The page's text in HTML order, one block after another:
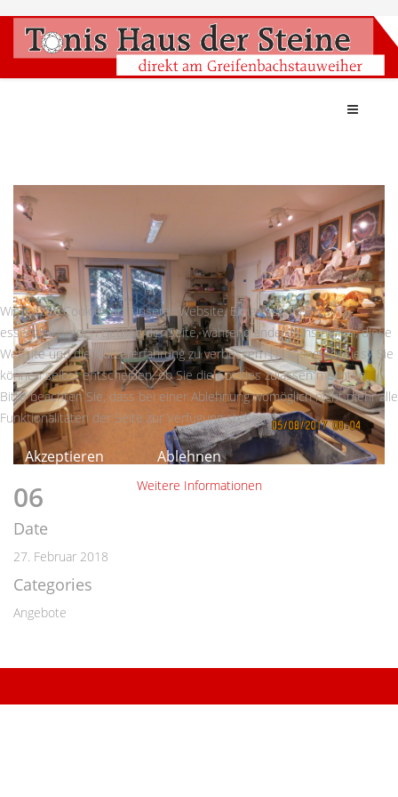
06
Date
27. Februar 2018
Categories
Angebote
Wir nutzen Cookies auf unserer Website. Einige von ihnen sind
essenziell für den Betrieb der Seite, während andere uns helfen, diese
Website und die Nutzererfahrung zu verbessern (Tracking Cookies). Sie
können selbst entscheiden, ob Sie die Cookies zulassen möchten.
Bitte beachten Sie, dass bei einer Ablehnung womöglich nicht mehr alle
Funktionalitäten der Seite zur Verfügung stehen.
Akzeptieren Ablehnen
Weitere Informationen